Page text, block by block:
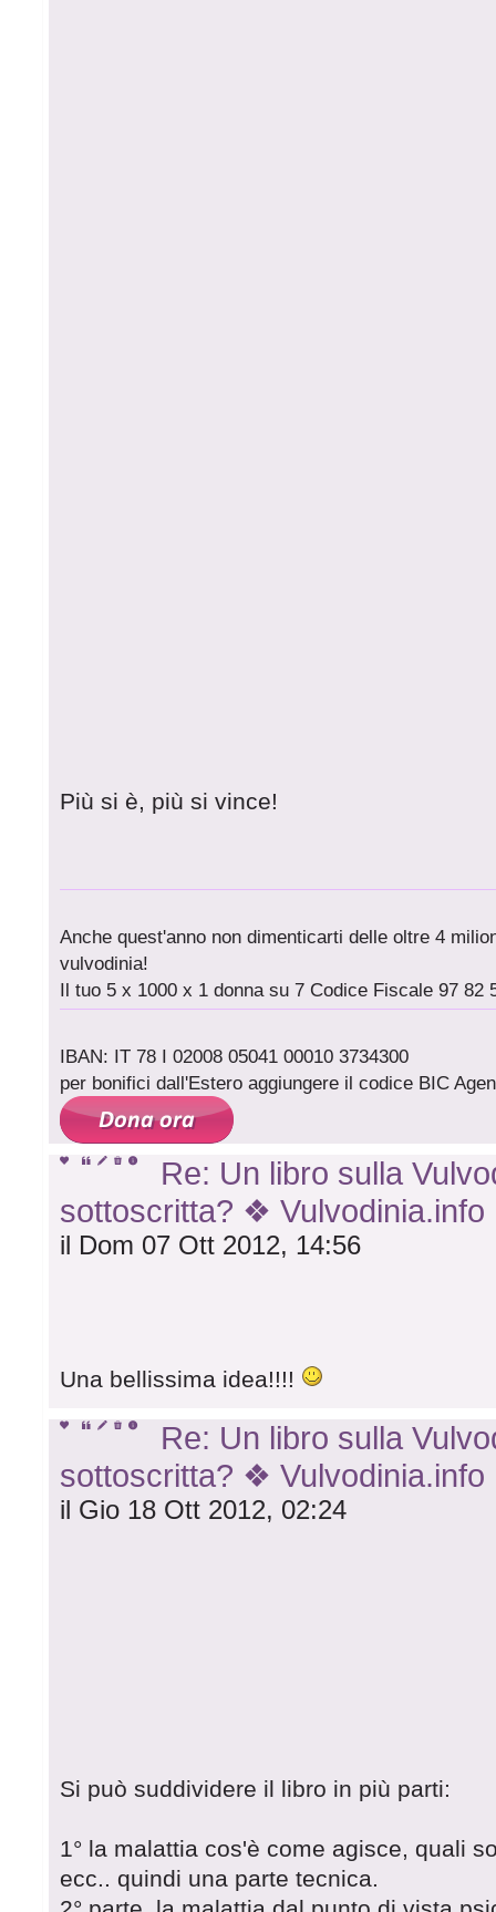
Più si è, più si vince!
Anche quest'anno non dimenticarti delle oltre 4
vulvodinia!
Il tuo 5 x 1000 x 1 donna su 7 Codice Fiscale 97 82
IBAN: IT 78 I 02008 05041 00010 3734300
per bonifici dall'Estero aggiungere il codice BIC
Re: Un libro sulla
sottoscritta? ❖ Vulvodinia.info
il Dom 07 Ott 2012, 14:56
Una bellissima idea!!!!
Re: Un libro sulla
sottoscritta? ❖ Vulvodinia.info
il Gio 18 Ott 2012, 02:24
Si può suddividere il libro in più parti:
1° la malattia cos'è come agisce, quali
ecc.. quindi una parte tecnica.